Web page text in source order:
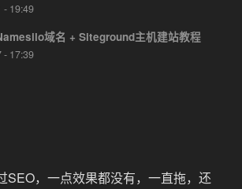
- 19:49
域名 + Siteground主机建站教程
- 17:39
SEO，一点效果都没有，一直拖，还